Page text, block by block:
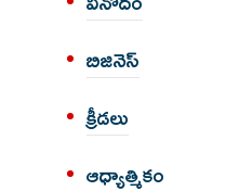
బిజినెస్
క్రీడలు
ఆధ్యాత్మికం